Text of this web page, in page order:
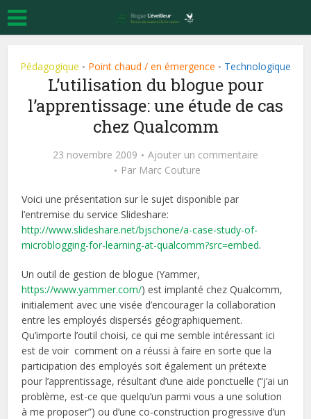
Pédagogique • Point chaud / en émergence • Technologique
L’utilisation du blogue pour
l’apprentissage: une étude de cas
chez Qualcomm
23 novembre 2009
Ajouter un commentaire
Par Marc Couture
Voici une présentation sur le sujet disponible par
l’entremise du service Slideshare:
http://www.slideshare.net/bjschone/a-case-study-of-
microblogging-for-learning-at-qualcomm?src=embed.
Un outil de gestion de blogue (Yammer,
https://www.yammer.com/) est implanté chez Qualcomm,
initialement avec une visée d’encourager la collaboration
entre les employés dispersés géographiquement.
Qu’importe l’outil choisi, ce qui me semble intéressant ici
est de voir comment on a réussi à faire en sorte que la
participation des employés soit également un prétexte
pour l’apprentissage, résultant d’une aide ponctuelle (“j’ai un
problème, est-ce que quelqu’un parmi vous a une solution
à me proposer”) ou d’une co-construction progressive d’un